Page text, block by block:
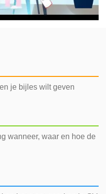
je bijles wilt geven
wanneer, waar en hoe de